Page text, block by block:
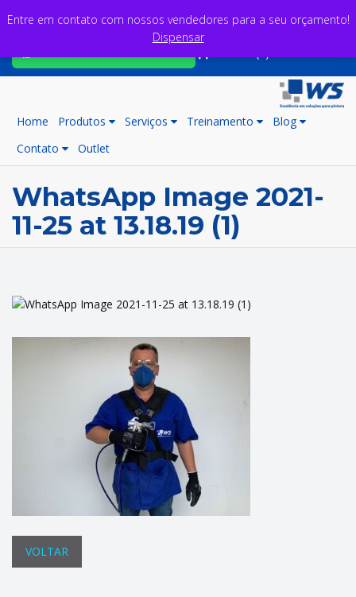
Home Produtos Serviços Treinamento
Blog
Contato
Outlet
WhatsApp Image 2021-
11-25 at 13.18.19 (1)
VOLTAR
Entre em contato com nossos vendedores para a seu orçamento!
Dispensar